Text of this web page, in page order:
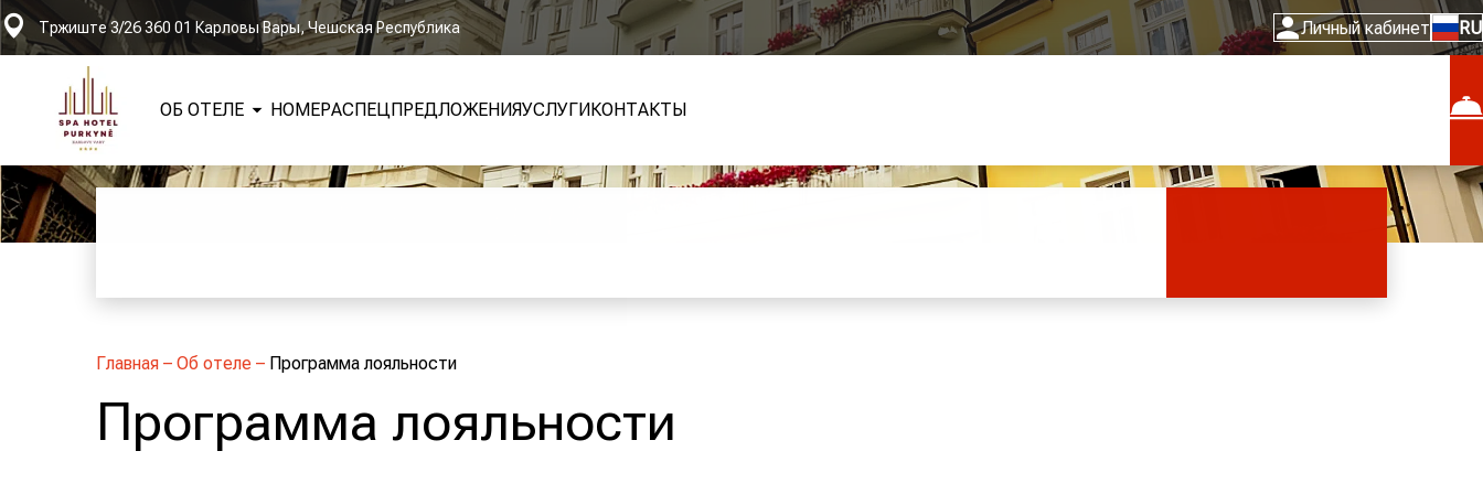
Тржиште 3/26 360 01 Карловы Вары, Чешская Республика Личный кабинет RU
ОБ ОТЕЛЕ НОМЕРАСПЕЦПРЕДЛОЖЕНИЯУСЛУГИКОНТАКТЫ
Главная – Об отеле – Программа лояльности
Программа лояльности